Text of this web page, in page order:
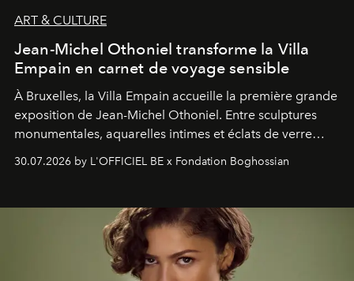
ART & CULTURE
Jean-Michel Othoniel transforme la Villa
Empain en carnet de voyage sensible
À Bruxelles, la Villa Empain accueille la première grande
exposition de Jean-Michel Othoniel. Entre sculptures
monumentales, aquarelles intimes et éclats de verre
émotionnel où chaque œuvre devient le souvenir
émerveillement.
30.07.2026 by L'OFFICIEL BE x Fondation Boghossian